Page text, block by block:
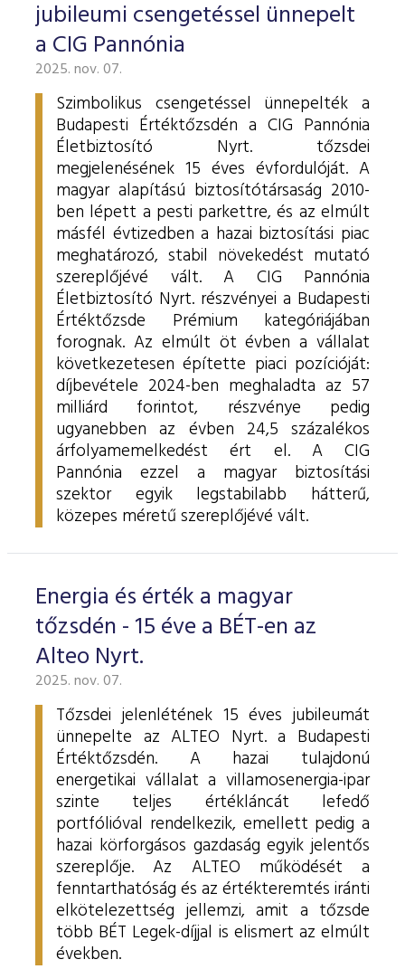
jubileumi csengetéssel ünnepelt
a CIG Pannónia
2025. nov. 07.
Szimbolikus csengetéssel ünnepelték a
Budapesti Értéktőzsdén a CIG Pannónia
Életbiztosító Nyrt. tőzsdei
megjelenésének 15 éves évfordulóját. A
magyar alapítású biztosítótársaság 2010-
ben lépett a pesti parkettre, és az elmúlt
másfél évtizedben a hazai biztosítási piac
meghatározó, stabil növekedést mutató
szereplőjévé vált. A CIG Pannónia
Életbiztosító Nyrt. részvényei a Budapesti
Értéktőzsde Prémium kategóriájában
forognak. Az elmúlt öt évben a vállalat
következetesen építette piaci pozícióját:
díjbevétele 2024-ben meghaladta az 57
milliárd forintot, részvénye pedig
ugyanebben az évben 24,5 százalékos
árfolyamemelkedést ért el. A CIG
Pannónia ezzel a magyar biztosítási
szektor egyik legstabilabb hátterű,
közepes méretű szereplőjévé vált.
Energia és érték a magyar
tőzsdén - 15 éve a BÉT-en az
Alteo Nyrt.
2025. nov. 07.
Tőzsdei jelenlétének 15 éves jubileumát
ünnepelte az ALTEO Nyrt. a Budapesti
Értéktőzsdén. A hazai tulajdonú
energetikai vállalat a villamosenergia-ipar
szinte teljes értékláncát lefedő
portfólióval rendelkezik, emellett pedig a
hazai körforgásos gazdaság egyik jelentős
szereplője. Az ALTEO működését a
fenntarthatóság és az értékteremtés iránti
elkötelezettség jellemzi, amit a tőzsde
több BÉT Legek-díjjal is elismert az elmúlt
években.